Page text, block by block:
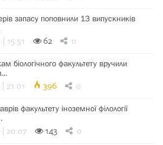
запасу поповнили 13 випускників
15:51 62 0
біологічного факультету вручили
21:01 396 0
факультету іноземної філології
| 20:07 143 0